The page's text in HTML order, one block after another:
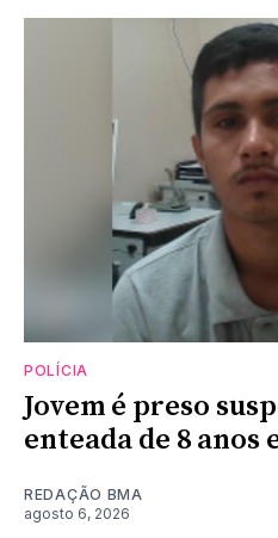
POLÍCIA
Jovem é preso
enteada de 8 anos
REDAÇÃO BMA
agosto 6, 2026